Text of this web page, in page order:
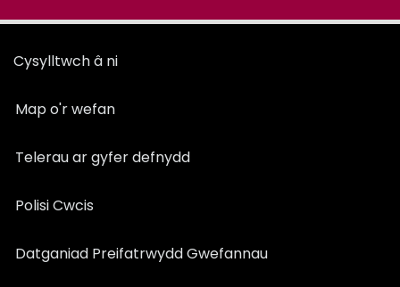
Cysylltwch â ni
Map o'r wefan
Telerau ar gyfer defnydd
Polisi Cwcis
Datganiad Preifatrwydd Gwefannau